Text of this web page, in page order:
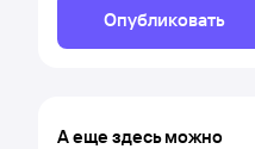
Опубликовать
А еще здесь можно